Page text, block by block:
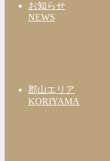
お知らせ
NEWS
郡山エリア
KORIYAMA